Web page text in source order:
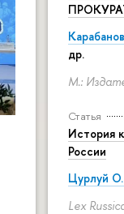
др.
М.:
Статья
История
России
Цурлуй
Lex